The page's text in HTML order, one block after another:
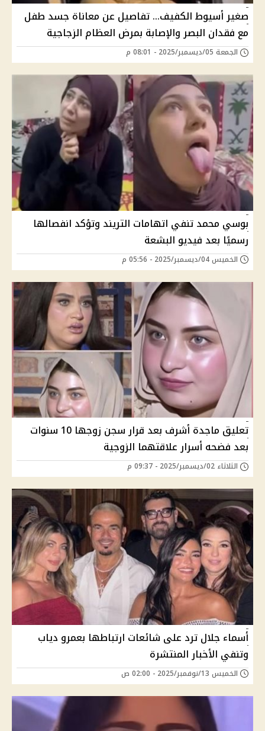
صغير أسيوط الكفيف… تفاصيل عن معاناة جسد طفل
مع فقدان البصر والإصابة بمرض العظام الزجاجية
الجمعة 05/ديسمبر/2025 - 08:01 م
بوسي محمد تنفي اتهامات التريند وتؤكد انفصالها
رسميًا بعد فيديو البشعة
الخميس 04/ديسمبر/2025 - 05:56 م
تعليق ماجدة أشرف بعد قرار سجن زوجها 10 سنوات
بعد فضحه أسرار علاقتهما الزوجية
الثلاثاء 02/ديسمبر/2025 - 09:37 م
أسماء جلال ترد على شائعات ارتباطها بعمرو دياب
وتنفي الأخبار المنتشرة
الخميس 13/نوفمبر/2025 - 02:00 ص